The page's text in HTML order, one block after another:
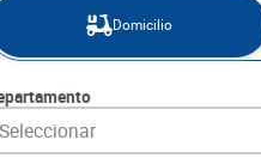
Domicilio
Seleccionar